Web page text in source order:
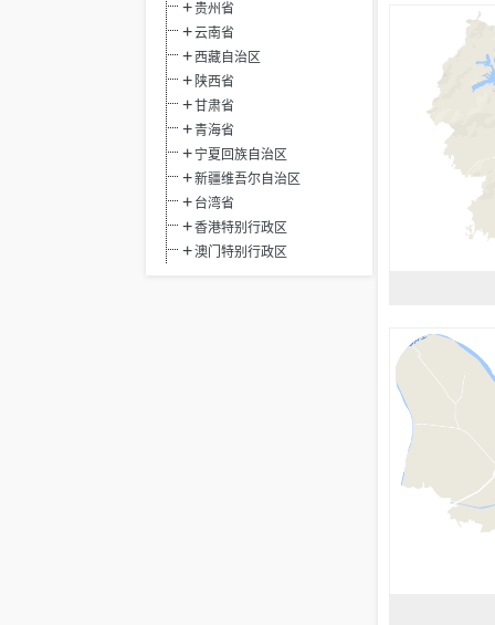
贵州省
云南省
西藏自治区
陕西省
甘肃省
青海省
宁夏回族自治区
新疆维吾尔自治区
台湾省
香港特别行政区
澳门特别行政区